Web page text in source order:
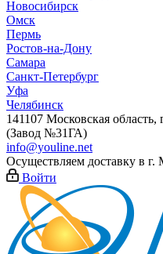
Новосибирск
Омск
Пермь
Ростов-на-Дону
Самара
Санкт-Петербург
Уфа
Челябинск
141107 Московская
(Завод №31ГА)
info@youline.net
Осуществляем доставку в г.
Войти